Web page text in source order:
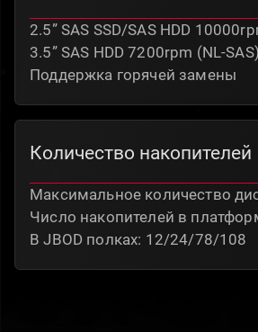
2.5” SAS SSD/SAS HDD
3.5” SAS HDD 7200rpm (NL-SAS)
Поддержка горячей замены
Количество накопителей
Максимальное количество
Число накопителей в
В JBOD полках: 12/24/78/108